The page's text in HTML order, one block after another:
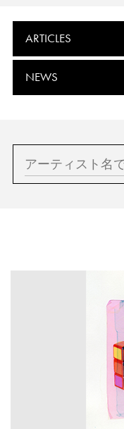
ARTICLES
NEWS